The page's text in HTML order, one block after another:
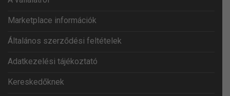
Marketplace információk
Általános szerződési feltételek
Adatkezelési tájékoztató
Kereskedőknek